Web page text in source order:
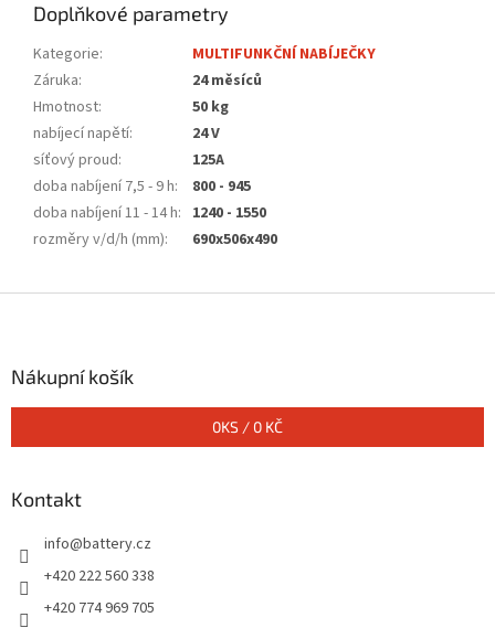
Doplňkové parametry
Kategorie:
MULTIFUNKČNÍ NABÍJEČKY
Záruka:
24 měsíců
Hmotnost:
50 kg
nabíjecí napětí:
24 V
síťový proud:
125A
doba nabíjení 7,5 - 9 h:
800 - 945
doba nabíjení 11 - 14 h: 1240 - 1550
rozměry v/d/h (mm): 690x506x490
Nákupní košík
0KS / 0 KČ
Kontakt
info@battery.cz
+420 222 560 338
+420 774 969 705